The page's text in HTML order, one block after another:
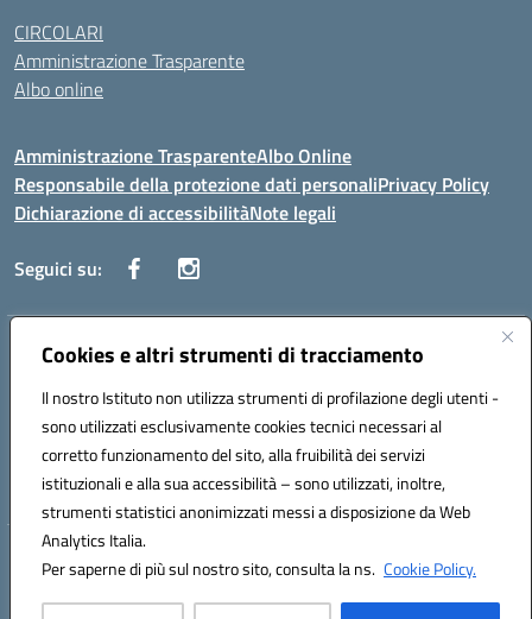
Cookies e altri strumenti di tracciamento
Il nostro Istituto non utilizza strumenti di profilazione degli utenti -
sono utilizzati esclusivamente cookies tecnici necessari al
corretto funzionamento del sito, alla fruibilità dei servizi
istituzionali e alla sua accessibilità – sono utilizzati, inoltre,
strumenti statistici anonimizzati messi a disposizione da Web
Analytics Italia.
Per saperne di più sul nostro sito, consulta la ns. Cookie Policy.
CIRCOLARI
Amministrazione Trasparente
Albo online
Amministrazione TrasparenteAlbo Online
Responsabile della protezione dati personaliPrivacy Policy
Dichiarazione di accessibilitàNote legali
Seguici su:
Indirizzo:Corso Vittorio Emanuele, 27 90133 - Palermo
Posta elettronica certificata (PEC):pais03600r@pec.istruzione.it
Codice fiscale: 97308550827
Codice meccanografico: PAIS03600R
Hosting & Powered by 3D Solution S.r.l.
Concept & Design by Designers Italia